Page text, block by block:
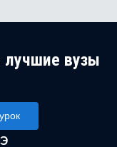
лучшие вузы